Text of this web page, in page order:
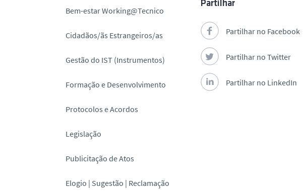
Bem-estar Working@Tecnico
Cidadãos/ãs Estrangeiros/as
Gestão do IST (Instrumentos)
Formação e Desenvolvimento
Protocolos e Acordos
Legislação
Publicitação de Atos
Elogio | Sugestão | Reclamação
Partilhar
Partilhar no Facebook
Partilhar no Twitter
Partilhar no LinkedIn